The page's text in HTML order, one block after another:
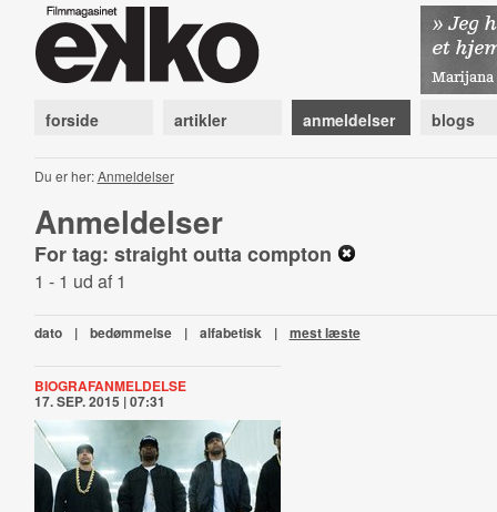
forside artikler anmeldelser blogs
Du er her:Anmeldelser
Anmeldelser
For tag: straight outta compton
1 - 1 ud af 1
dato | bedømmelse | alfabetisk | mest læste
BIOGRAFANMELDELSE
17. SEP. 2015 | 07:31